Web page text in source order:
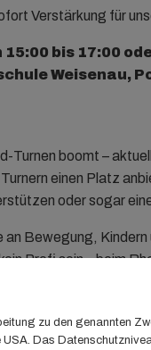
Verstärkung für
15:00 bis 17:00
Weisenau,
Turnen boomt –
Turnern einen Platz
oder sogar
an Bewegung,
Profi sein – beim
2 Jahre
oder Fragen?
zu den genannten
Das